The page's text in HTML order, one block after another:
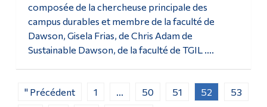
composée de la chercheuse principale des
campus durables et membre de la faculté de
Dawson, Gisela Frias, de Chris Adam de
Sustainable Dawson, de la faculté de TGIL ....
" Précédent 1 50 51 52
53